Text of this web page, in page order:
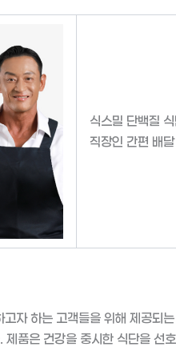
식스밀 단백질
직장인 간편 배
고자 하는 고객들을 위해 제공되
품은 건강을 중시한 식단을 선